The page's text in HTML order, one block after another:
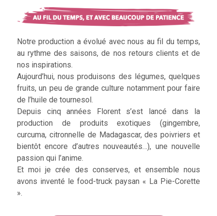
Notre production a évolué avec nous au fil du temps,
au rythme des saisons, de nos retours clients et de
nos inspirations.
Aujourd’hui, nous produisons des légumes, quelques
fruits, un peu de grande culture notamment pour faire
de l’huile de tournesol.
Depuis cinq années Florent s’est lancé dans la
production de produits exotiques (gingembre,
curcuma, citronnelle de Madagascar, des poivriers et
bientôt encore d’autres nouveautés…), une nouvelle
passion qui l’anime.
Et moi je crée des conserves, et ensemble nous
avons inventé le food-truck paysan « La Pie-Corette
».